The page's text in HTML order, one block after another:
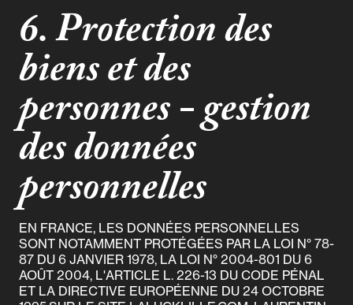
6. Protection des
biens et des
personnes - gestion
des données
personnelles
EN FRANCE, LES DONNÉES PERSONNELLES
SONT NOTAMMENT PROTÉGÉES PAR LA LOI N° 78-
87 DU 6 JANVIER 1978, LA LOI N° 2004-801 DU 6
AOÛT 2004, L'ARTICLE L. 226-13 DU CODE PÉNAL
ET LA DIRECTIVE EUROPÉENNE DU 24 OCTOBRE